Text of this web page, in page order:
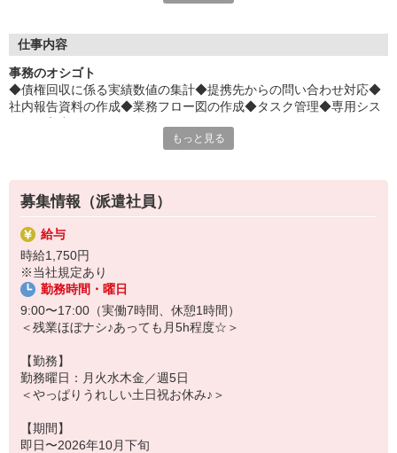
「応募するか悩む…」
そんな方も安心してご応募ください。
しっかりお話を聞いて頂いてから
選考に進むかどうか考えていただけます◎
▼下記に当てはまる方、ぜひ一度ご連絡ください▼
・残業が少ない仕事に転職したい
・結婚を機に働き方を変えたい
・出産後も働ける仕事に就きたい
・資格を活かして働きたい
・資格はないけど働ける仕事を見つけたい
仕事内容
事務のオシゴト
◆債権回収に係る実績数値の集計◆提携先からの問い合わせ対応◆
社内報告資料の作成◆業務フロー図の作成◆タスク管理◆専用シス
もっと見る
募集情報（派遣社員）
給与
時給1,750円
※当社規定あり
勤務時間・曜日
9:00〜17:00（実働7時間、休憩1時間）
＜残業ほぼナシ♪あっても月5h程度☆＞
【勤務】
勤務曜日：月火水木金／週5日
＜やっぱりうれしい土日祝お休み♪＞
【期間】
即日〜2026年10月下旬